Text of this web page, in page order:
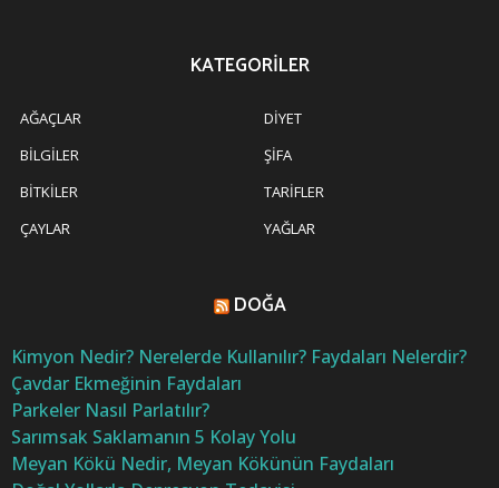
KATEGORILER
AĞAÇLAR
BILGILER
BITKILER
ÇAYLAR
DIYET
ŞIFA
TARIFLER
YAĞLAR
DOĞA
Kimyon Nedir? Nerelerde Kullanılır? Faydaları Nelerdir?
Çavdar Ekmeğinin Faydaları
Parkeler Nasıl Parlatılır?
Sarımsak Saklamanın 5 Kolay Yolu
Meyan Kökü Nedir, Meyan Kökünün Faydaları